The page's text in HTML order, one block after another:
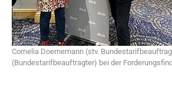
Cornelia Doernemann (stv.
(Bundestarifbeauftragter) bei der